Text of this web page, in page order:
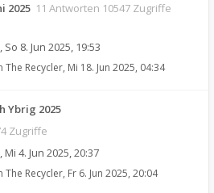
2025 11 Antworten 10547 Zugriffe
, So 8. Jun 2025, 19:53
The Recycler, Mi 18. Jun 2025, 04:34
Ybrig 2025
Zugriffe
, Mi 4. Jun 2025, 20:37
The Recycler, Fr 6. Jun 2025, 20:04